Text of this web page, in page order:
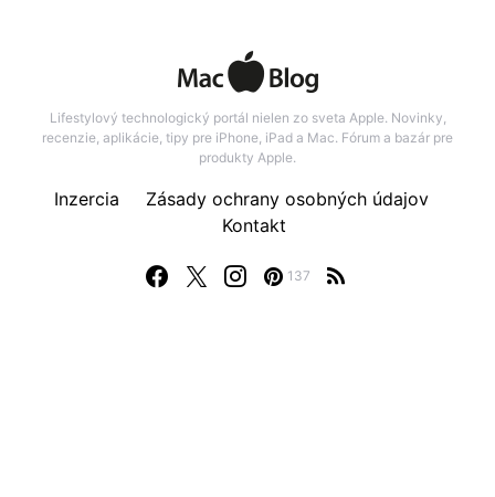
Lifestylový technologický portál nielen zo sveta Apple. Novinky,
recenzie, aplikácie, tipy pre iPhone, iPad a Mac. Fórum a bazár pre
produkty Apple.
137
Inzercia
Zásady ochrany osobných údajov
Kontakt